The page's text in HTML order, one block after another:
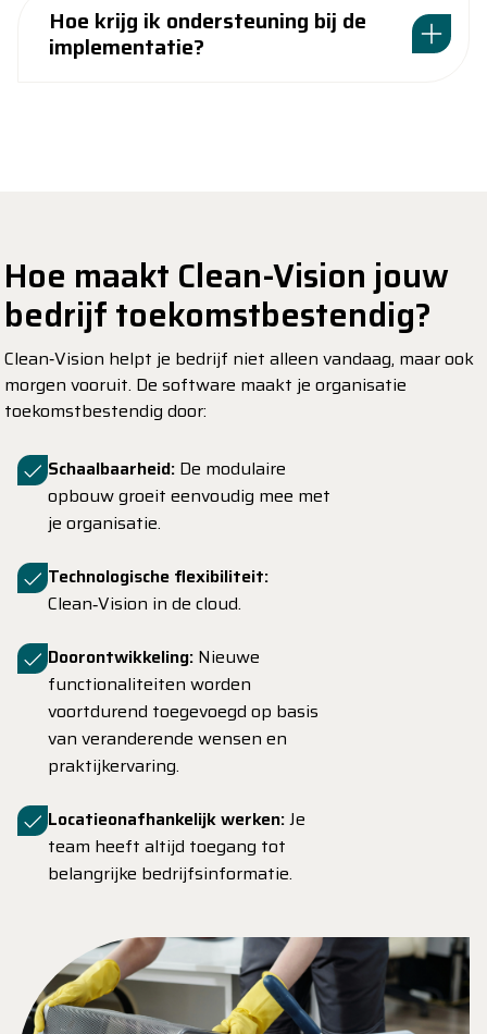
Hoe krijg ik ondersteuning bij de
implementatie?
Hoe maakt Clean-Vision jouw
bedrijf toekomstbestendig?
Clean‑Vision helpt je bedrijf niet alleen vandaag, maar ook
morgen vooruit. De software maakt je organisatie
toekomstbestendig door:
Schaalbaarheid: De modulaire
opbouw groeit eenvoudig mee met
je organisatie.
Technologische flexibiliteit:
Clean‑Vision in de cloud.
Doorontwikkeling: Nieuwe
functionaliteiten worden
voortdurend toegevoegd op basis
van veranderende wensen en
praktijkervaring.
Locatieonafhankelijk werken:Je
team heeft altijd toegang tot
belangrijke bedrijfsinformatie.